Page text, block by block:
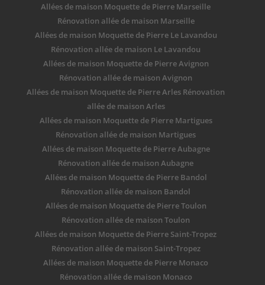
Allées de maison Moquette de Pierre Marseille
Rénovation allée de maison Marseille
Allées de maison Moquette de Pierre Le Lavandou
Rénovation allée de maison Le Lavandou
Allées de maison Moquette de Pierre Avignon
Rénovation allée de maison Avignon
Allées de maison Moquette de Pierre Arles Rénovation
allée de maison Arles
Allées de maison Moquette de Pierre Martigues
Rénovation allée de maison Martigues
Allées de maison Moquette de Pierre Aubagne
Rénovation allée de maison Aubagne
Allées de maison Moquette de Pierre Bandol
Rénovation allée de maison Bandol
Allées de maison Moquette de Pierre Toulon
Rénovation allée de maison Toulon
Allées de maison Moquette de Pierre Saint-Tropez
Rénovation allée de maison Saint-Tropez
Allées de maison Moquette de Pierre Monaco
Rénovation allée de maison Monaco